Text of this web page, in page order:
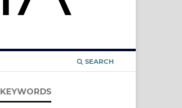
SEARCH
KEYWORDS